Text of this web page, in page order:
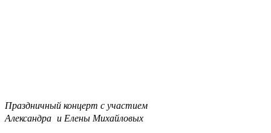
Праздничный концерт с участием
Александра и Елены Михайловых